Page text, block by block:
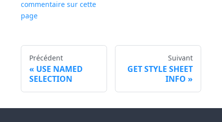
commentaire sur cette
page
Précédent
USE NAMED
SELECTION
Suivant
GET STYLE SHEET
INFO